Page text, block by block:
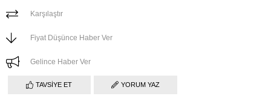
Karşılaştır
Fiyat Düşünce Haber Ver
Gelince Haber Ver
TAVSIYE ET YORUM YAZ